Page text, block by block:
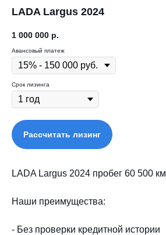
LADA Largus 2024
1 000 000 р.
Авансовый платеж
Срок лизинга
Рассчитать лизинг
LADA Largus 2024 пробег 60 500 км
Наши преимущества:
- Без проверки кредитной истории